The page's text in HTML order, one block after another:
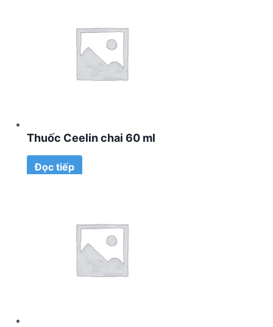
Thuốc Ceelin chai 60 ml
Đọc tiếp